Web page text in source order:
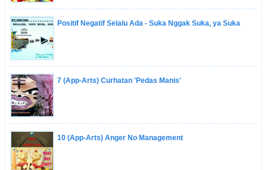
Positif Negatif Selalu Ada - Suka Nggak Suka, ya Suka
7 (App-Arts) Curhatan 'Pedas Manis'
10 (App-Arts) Anger No Management